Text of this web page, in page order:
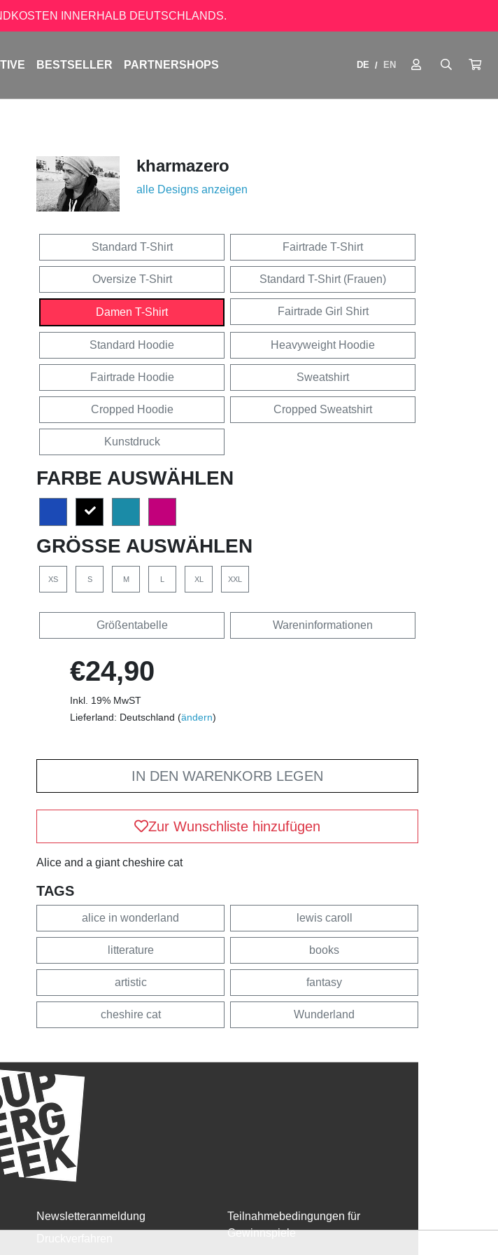
INNERHALB DEUTSCHLANDS.
BESTSELLER PARTNERSHOPS DE / EN
kharmazero
alle Designs anzeigen
Standard T-Shirt Fairtrade T-Shirt
Oversize T-Shirt Standard T-Shirt (Frauen)
Damen T-Shirt Fairtrade Girl Shirt
Standard Hoodie Heavyweight Hoodie
Fairtrade Hoodie Sweatshirt
Cropped Hoodie Cropped Sweatshirt
Kunstdruck
FARBE AUSWÄHLEN
GRÖSSE AUSWÄHLEN
XS S M L XL XXL
Größentabelle Wareninformationen
€24,90
Inkl. 19% MwST
Lieferland: Deutschland (ändern)
IN DEN WARENKORB LEGEN
Zur Wunschliste hinzufügen
Alice and a giant cheshire cat
TAGS
alice in wonderland lewis caroll
litterature books
artistic fantasy
cheshire cat Wunderland
Newsletteranmeldung
Teilnahmebedingungen für
Gewinnspiele